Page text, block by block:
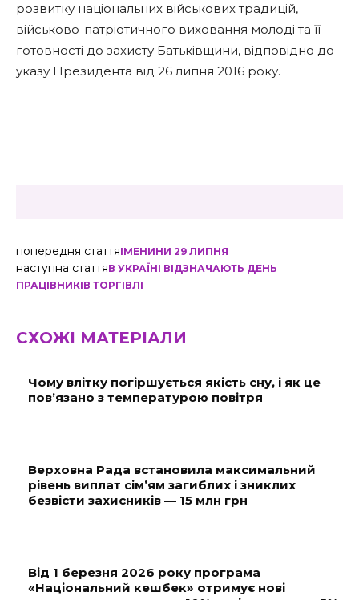
розвитку національних військових традицій,
військово-патріотичного виховання молоді та її
готовності до захисту Батьківщини, відповідно до
указу Президента від 26 липня 2016 року.
попередня статтяІМЕНИНИ 29 ЛИПНЯ
наступна статтяВ УКРАЇНІ ВІДЗНАЧАЮТЬ ДЕНЬ
ПРАЦІВНИКІВ ТОРГІВЛІ
СХОЖІ МАТЕРІАЛИ
Чому влітку погіршується якість сну, і як це
пов’язано з температурою повітря
Верховна Рада встановила максимальний
рівень виплат сім’ям загиблих і зниклих
безвісти захисників — 15 млн грн
Від 1 березня 2026 року програма
«Національний кешбек» отримує нові